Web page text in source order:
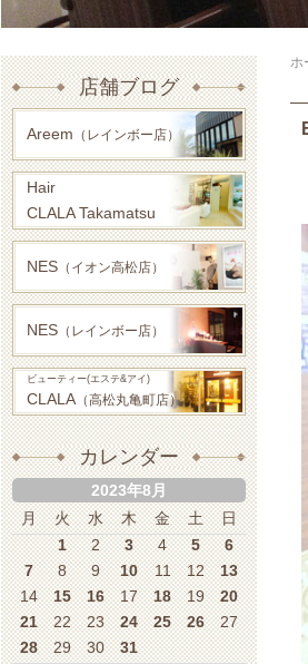
ホ
店舗ブログ
Areem （レインボー店）
Hair
CLALA Takamatsu
NES （イオン高松店）
NES （レインボー店）
ビューティー(エステ&アイ)
CLALA（高松丸亀町店）
カレンダー
2023年8月
月
火 水 木 金 土 日
1 2 3 4 5
6
7
8 9 10 11 12
13
14
15 16 17 18 19
20
21
22 23 24 25 26
27
28
29 30 31